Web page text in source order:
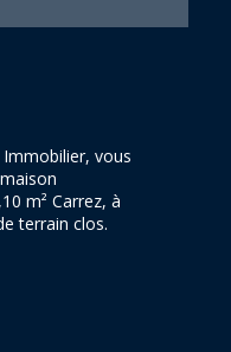
Immobilier, vous
m² Carrez, à
terrain clos.